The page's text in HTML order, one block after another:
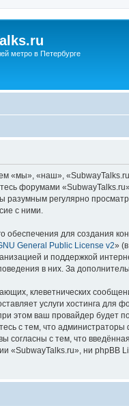
метро в Петербурге
«мы», «наш»,
форумами
регулярно
с ними.
для создания
General Public License v2»
и поддержкой
в них. За
клеветнических
услуги хостинга
этом ваш провайдер будет
с тем, что
согласны с тем, что
ни phpBB